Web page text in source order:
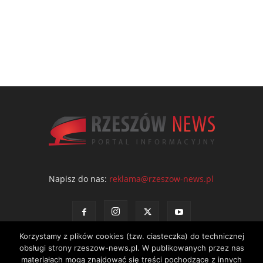
Napisz do nas: reklama@rzeszow-news.pl
Korzystamy z plików cookies (tzw. ciasteczka) do technicznej
obsługi strony rzeszow-news.pl. W publikowanych przez nas
materiałach mogą znajdować się treści pochodzące z innych